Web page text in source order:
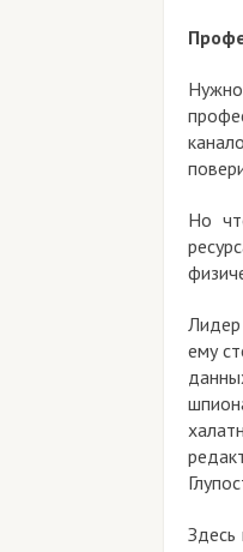
Но
Лидер
ему
Здесь